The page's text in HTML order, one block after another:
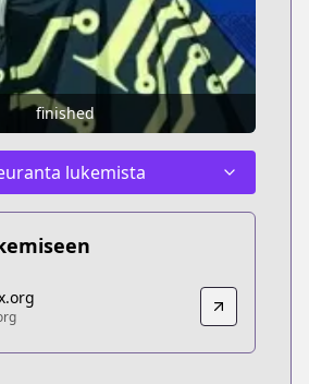
finished
lukemista
title/614324a1-bcf5-4390-